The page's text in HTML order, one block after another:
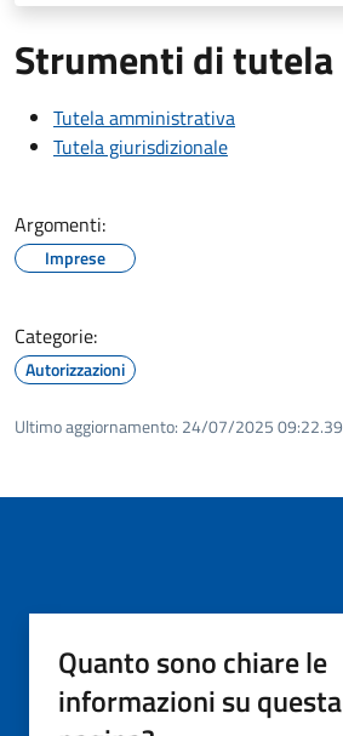
Strumenti di tutela
Tutela amministrativa
Tutela giurisdizionale
Argomenti:
Imprese
Categorie:
Autorizzazioni
Ultimo aggiornamento: 24/07/2025 09:22.39
Quanto sono chiare le
informazioni su questa